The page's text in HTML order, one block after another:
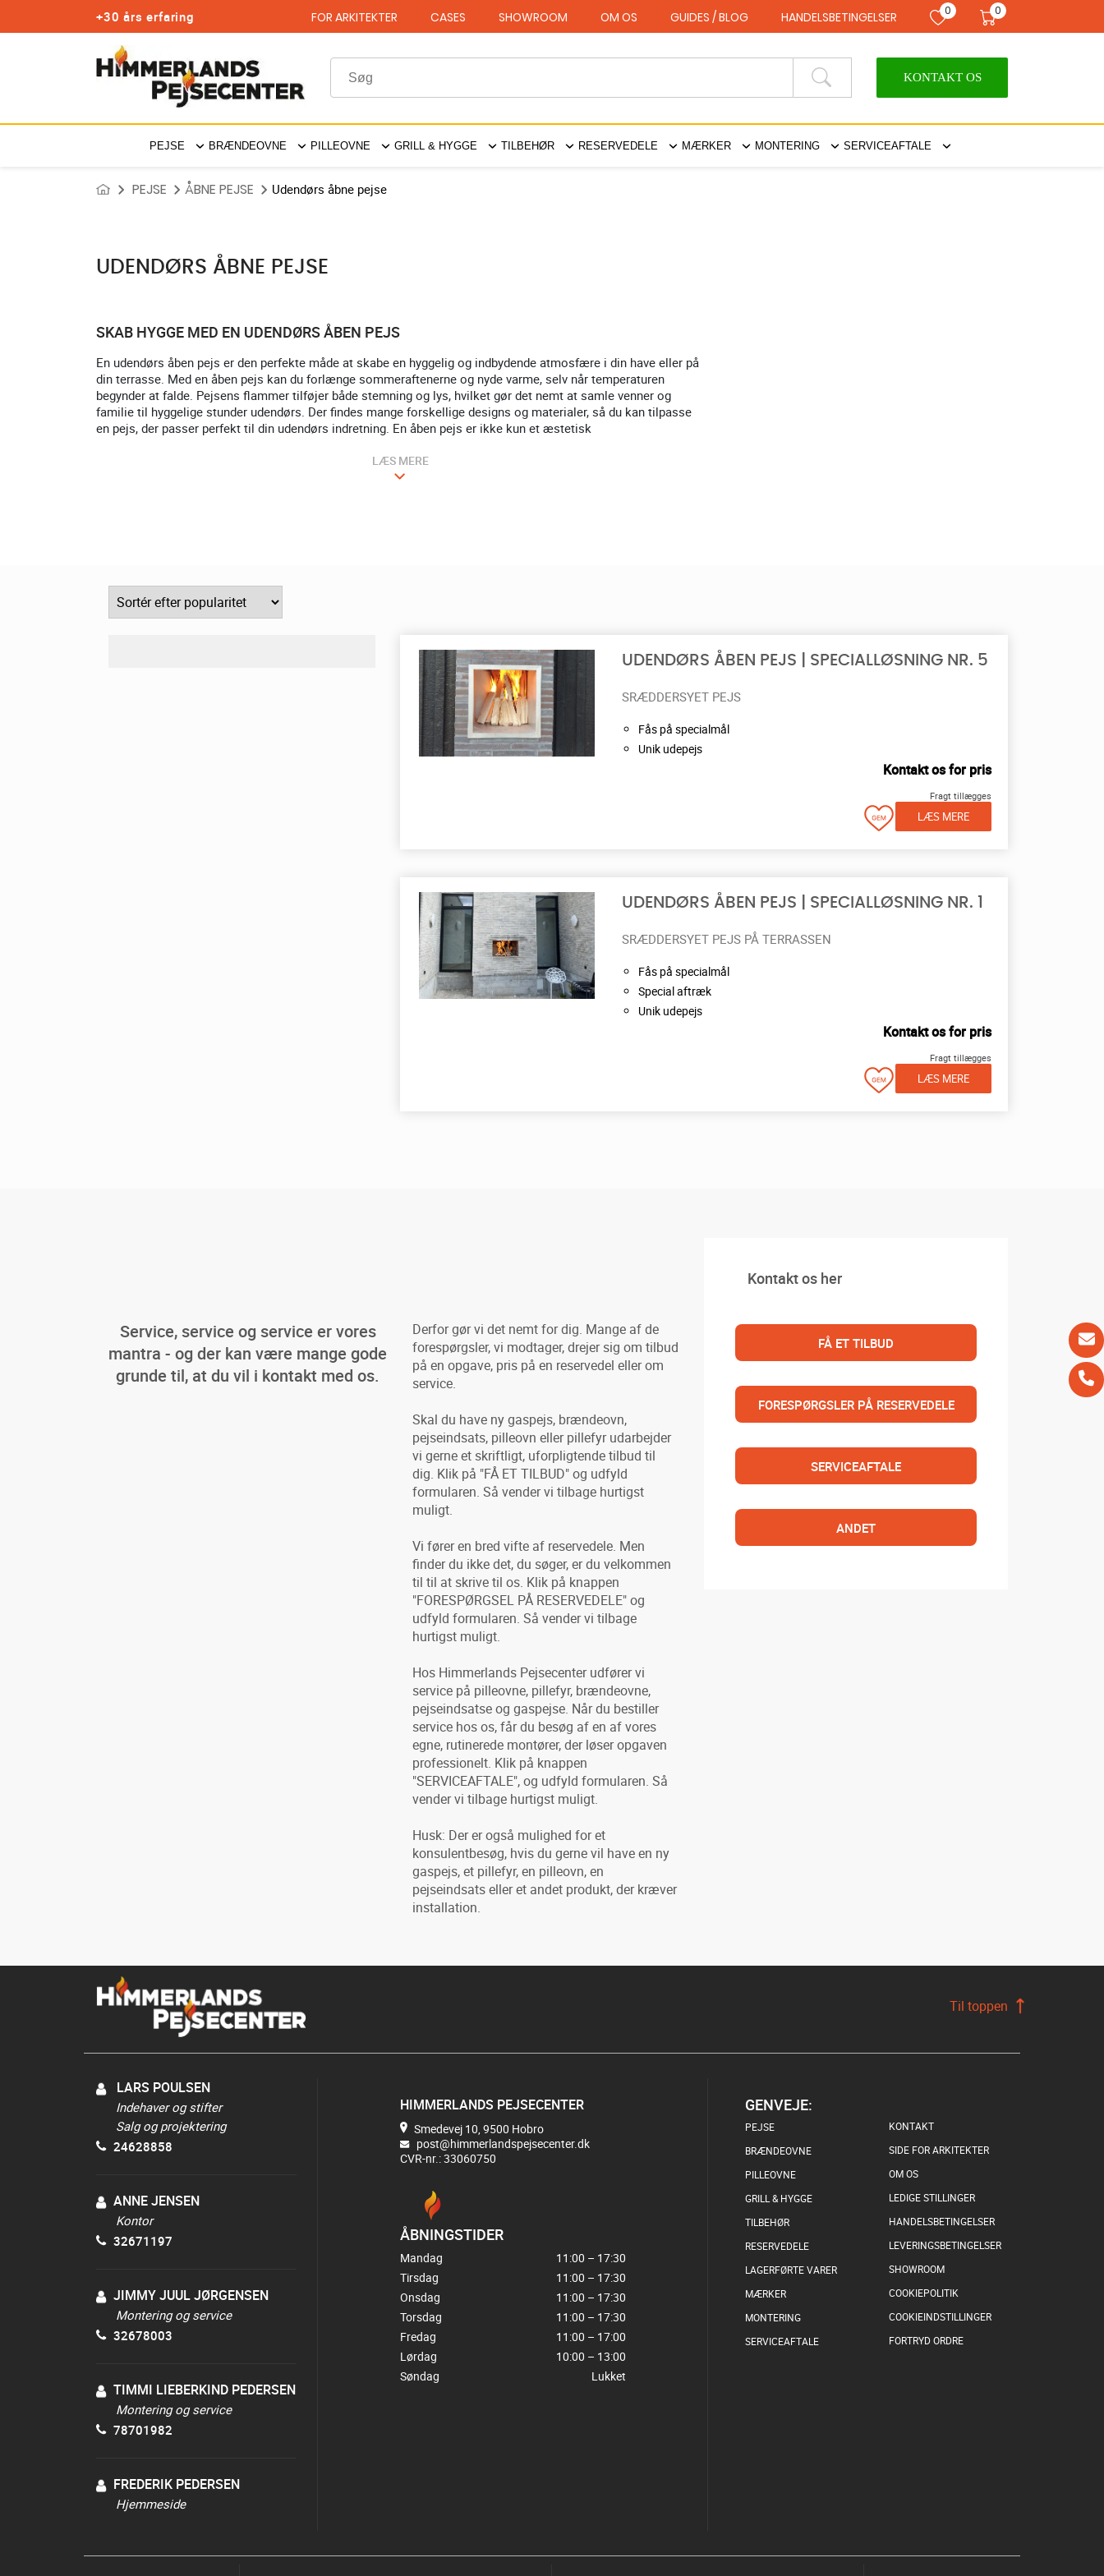
+30 års erfaring FOR ARKITEKTER CASES SHOWROOM OM OS GUIDES / BLOG HANDELSBETINGELSER 0 0
KONTAKT OS
PEJSE BRÆNDEOVNE PILLEOVNE GRILL & HYGGE TILBEHØR RESERVEDELE MÆRKER MONTERING SERVICEAFTALE
PEJSE ÅBNE PEJSE Udendørs åbne pejse
UDENDØRS ÅBNE PEJSE
SKAB HYGGE MED EN UDENDØRS ÅBEN PEJS
En udendørs åben pejs er den perfekte måde at skabe en hyggelig og indbydende atmosfære i din have eller på
din terrasse. Med en åben pejs kan du forlænge sommeraftenerne og nyde varme, selv når temperaturen
begynder at falde. Pejsens flammer tilføjer både stemning og lys, hvilket gør det nemt at samle venner og
familie til hyggelige stunder udendørs. Der findes mange forskellige designs og materialer, så du kan tilpasse
en pejs, der passer perfekt til din udendørs indretning. En åben pejs er ikke kun et æstetisk
LÆS MERE
UDENDØRS ÅBEN PEJS | SPECIALLØSNING NR. 5
SRÆDDERSYET PEJS
Fås på specialmål
Unik udepejs
Kontakt os for pris
Fragt tillægges
LÆS MERE
UDENDØRS ÅBEN PEJS | SPECIALLØSNING NR. 1
SRÆDDERSYET PEJS PÅ TERRASSEN
Fås på specialmål
Special aftræk
Unik udepejs
Kontakt os for pris
Fragt tillægges
LÆS MERE
Service, service og service er vores
mantra - og der kan være mange gode
grunde til, at du vil i kontakt med os.
Derfor gør vi det nemt for dig. Mange af de
forespørgsler, vi modtager, drejer sig om tilbud
på en opgave, pris på en reservedel eller om
service.
Skal du have ny gaspejs, brændeovn,
pejseindsats, pilleovn eller pillefyr udarbejder
vi gerne et skriftligt, uforpligtende tilbud til
dig. Klik på "FÅ ET TILBUD" og udfyld
formularen. Så vender vi tilbage hurtigst
muligt.
Vi fører en bred vifte af reservedele. Men
finder du ikke det, du søger, er du velkommen
til til at skrive til os. Klik på knappen
"FORESPØRGSEL PÅ RESERVEDELE" og
udfyld formularen. Så vender vi tilbage
hurtigst muligt.
Hos Himmerlands Pejsecenter udfører vi
service på pilleovne, pillefyr, brændeovne,
pejseindsatse og gaspejse. Når du bestiller
service hos os, får du besøg af en af vores
egne, rutinerede montører, der løser opgaven
professionelt. Klik på knappen
"SERVICEAFTALE", og udfyld formularen. Så
vender vi tilbage hurtigst muligt.
Husk: Der er også mulighed for et
konsulentbesøg, hvis du gerne vil have en ny
gaspejs, et pillefyr, en pilleovn, en
pejseindsats eller et andet produkt, der kræver
installation.
Kontakt os her
FÅ ET TILBUD
FORESPØRGSLER PÅ RESERVEDELE
SERVICEAFTALE
ANDET
Til toppen
LARS POULSEN
Indehaver og stifter
Salg og projektering
24628858
ANNE JENSEN
Kontor
32671197
JIMMY JUUL JØRGENSEN
Montering og service
32678003
TIMMI LIEBERKIND PEDERSEN
Montering og service
78701982
FREDERIK PEDERSEN
Hjemmeside
HIMMERLANDS PEJSECENTER
Smedevej 10, 9500 Hobro
post@himmerlandspejsecenter.dk
CVR-nr.: 33060750
ÅBNINGSTIDER
Mandag
11:00 – 17:30
Tirsdag
11:00 – 17:30
Onsdag
11:00 – 17:30
Torsdag
11:00 – 17:30
Fredag
11:00 – 17:00
Lørdag
10:00 – 13:00
Søndag
Lukket
GENVEJE:
PEJSE
BRÆNDEOVNE
PILLEOVNE
GRILL & HYGGE
TILBEHØR
RESERVEDELE
LAGERFØRTE VARER
MÆRKER
MONTERING
SERVICEAFTALE
KONTAKT
SIDE FOR ARKITEKTER
OM OS
LEDIGE STILLINGER
HANDELSBETINGELSER
LEVERINGSBETINGELSER
SHOWROOM
COOKIEPOLITIK
COOKIEINDSTILLINGER
FORTRYD ORDRE